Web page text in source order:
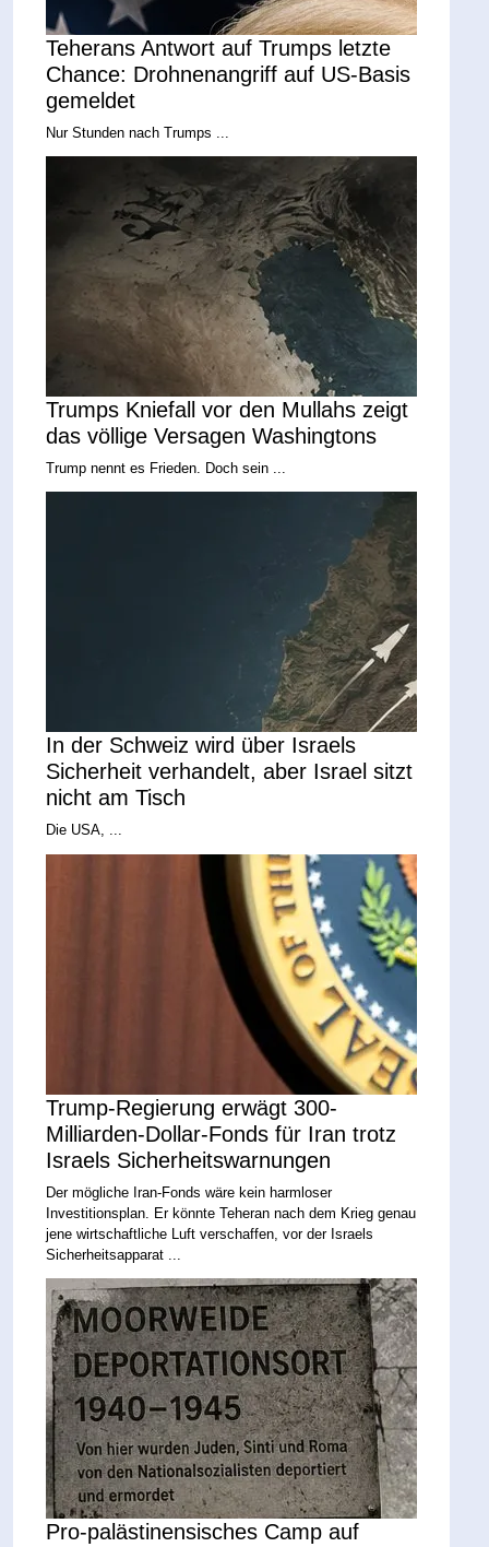
Teherans Antwort auf Trumps letzte
Chance: Drohnenangriff auf US-Basis
gemeldet
Nur Stunden nach Trumps ...
Trumps Kniefall vor den Mullahs zeigt
das völlige Versagen Washingtons
Trump nennt es Frieden. Doch sein ...
In der Schweiz wird über Israels
Sicherheit verhandelt, aber Israel sitzt
nicht am Tisch
Die USA, ...
Trump-Regierung erwägt 300-
Milliarden-Dollar-Fonds für Iran trotz
Israels Sicherheitswarnungen
Der mögliche Iran-Fonds wäre kein harmloser
Investitionsplan. Er könnte Teheran nach dem Krieg genau
jene wirtschaftliche Luft verschaffen, vor der Israels
Sicherheitsapparat ...
Pro-palästinensisches Camp auf